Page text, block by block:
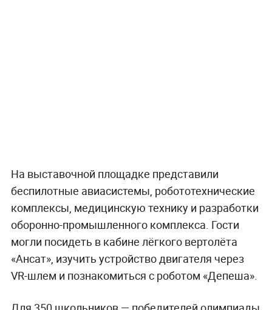
На выставочной площадке представили
беспилотные авиасистемы, робототехнические
комплексы, медицинскую технику и разработки
оборонно-промышленного комплекса. Гости
могли посидеть в кабине лёгкого вертолёта
«Ансат», изучить устройство двигателя через
VR-шлем и познакомиться с роботом «Депеша».